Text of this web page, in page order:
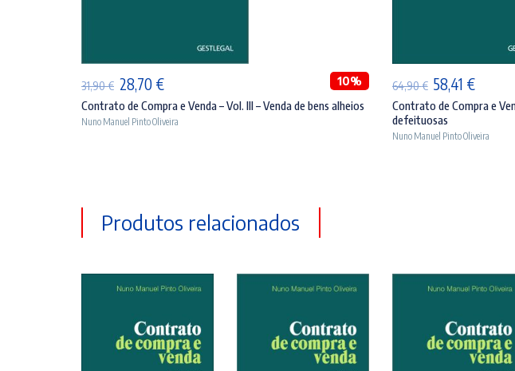
31,90€ O
preço
original
28,70 €O
preço
atual
10%
Contrato de Compra e Venda – Vol. III – Venda de bens alheios
Nuno Manuel Pinto Oliveira
64,90€ O
preço
original
58,41 €O
preço
Contrato de Compra e
defeituosas
Nuno Manuel Pinto Oliveira
Produtos relacionados